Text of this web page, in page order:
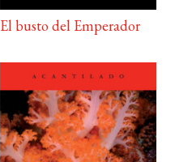
El busto del Emperador